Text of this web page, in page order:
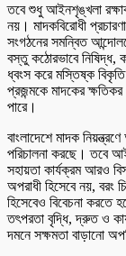
তবে শুধু আইনশৃঙ্খলা
নয়। মাদকবিরোধী
সংগঠনের সমন্বিত
বস্তু কঠোরভাবে নিষিদ্ধ,
ধ্বংস করে মস্তিষ্ক
প্রজন্মকে মাদকের
পারে।
বাংলাদেশে মাদক
পরিচালনা করছে। তবে
সহায়তা কার্যক্রম আরও
অপরাধী হিসেবে নয়, বরং
হিসেবেও বিবেচনা করতে
তৎপরতা বৃদ্ধি, দ্রুত ও
দমনে সক্ষমতা বাড়ানো